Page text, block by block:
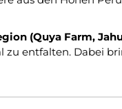
(Quya Farm,
zu entfalten. Dabei